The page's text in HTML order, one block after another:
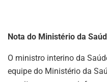
Nota do Ministério da
O ministro interino da
equipe do Ministério da